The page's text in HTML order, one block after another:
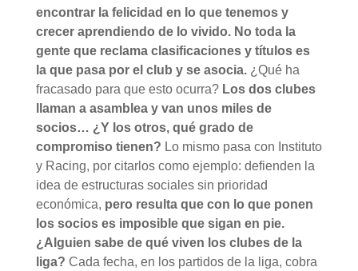
encontrar la felicidad en lo que tenemos y
crecer aprendiendo de lo vivido. No toda la
gente que reclama clasificaciones y títulos es
la que pasa por el club y se asocia.¿Qué ha
fracasado para que esto ocurra? Los dos clubes
llaman a asamblea y van unos miles de
socios… ¿Y los otros, qué grado de
compromiso tienen? Lo mismo pasa con Instituto
y Racing, por citarlos como ejemplo: defienden la
idea de estructuras sociales sin prioridad
económica, pero resulta que con lo que ponen
los socios es imposible que sigan en pie.
¿Alguien sabe de qué viven los clubes de la
liga? Cada fecha, en los partidos de la liga, cobra